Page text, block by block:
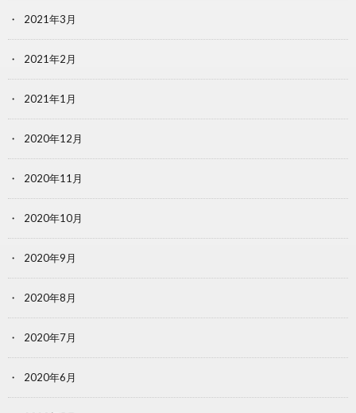
2021年3月
2021年2月
2021年1月
2020年12月
2020年11月
2020年10月
2020年9月
2020年8月
2020年7月
2020年6月